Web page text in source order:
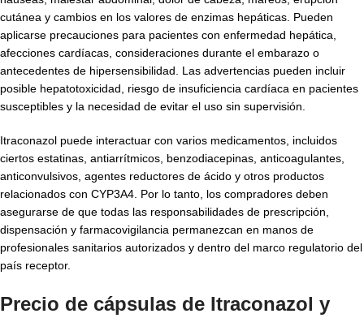
cutánea y cambios en los valores de enzimas hepáticas. Pueden
aplicarse precauciones para pacientes con enfermedad hepática,
afecciones cardíacas, consideraciones durante el embarazo o
antecedentes de hipersensibilidad. Las advertencias pueden incluir
posible hepatotoxicidad, riesgo de insuficiencia cardíaca en pacientes
susceptibles y la necesidad de evitar el uso sin supervisión.
Itraconazol puede interactuar con varios medicamentos, incluidos
ciertos estatinas, antiarrítmicos, benzodiacepinas, anticoagulantes,
anticonvulsivos, agentes reductores de ácido y otros productos
relacionados con CYP3A4. Por lo tanto, los compradores deben
asegurarse de que todas las responsabilidades de prescripción,
dispensación y farmacovigilancia permanezcan en manos de
profesionales sanitarios autorizados y dentro del marco regulatorio del
país receptor.
Precio de cápsulas de Itraconazol y